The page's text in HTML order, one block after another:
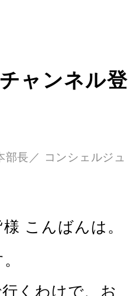
ャンネル登
長／ コンシェルジュ
こんばんは。
くわけで、お